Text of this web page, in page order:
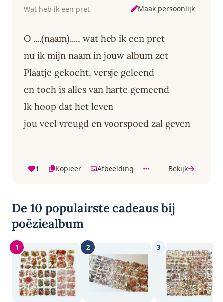
Wat heb ik een pret Maak persoonlijk
O ....(naam)...., wat heb ik een pret
nu ik mijn naam in jouw album zet
Plaatje gekocht, versje geleend
en toch is alles van harte gemeend
Ik hoop dat het leven
jou veel vreugd en voorspoed zal geven
1 Kopieer Afbeelding Bekijk
De 10 populairste cadeaus bij
poëziealbum
1 2 3